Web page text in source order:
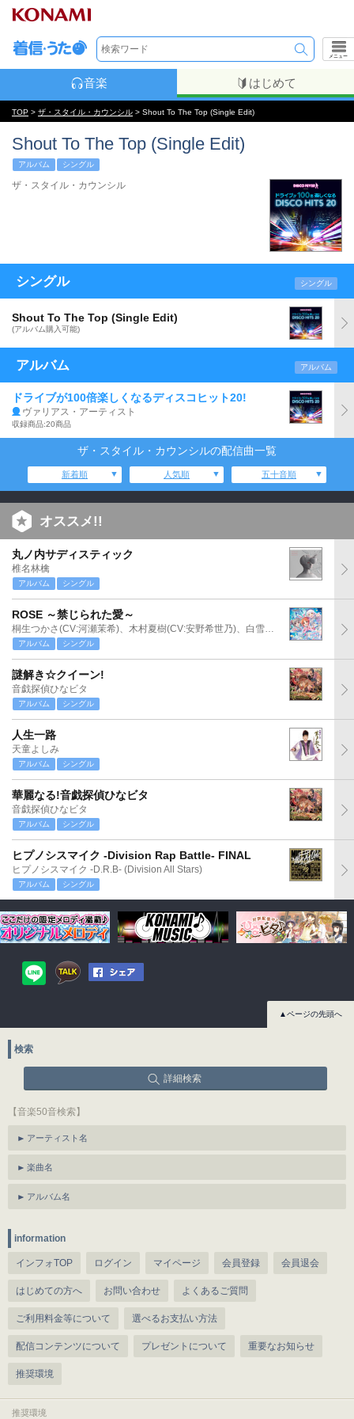
メニュー
音楽 はじめて
TOP > ザ・スタイル・カウンシル > Shout To The Top (Single Edit)
Shout To The Top (Single Edit)
アルバム シングル
ザ・スタイル・カウンシル
シングル シングル
Shout To The Top (Single Edit)
(アルバム購入可能)
アルバム アルバム
ドライブが100倍楽しくなるディスコヒット20!
ヴァリアス・アーティスト
収録商品:20商品
ザ・スタイル・カウンシルの配信曲一覧
新着順 人気順 五十音順
オススメ!!
丸ノ内サディスティック
椎名林檎
アルバム シングル
ROSE ～禁じられた愛～
桐生つかさ(CV:河瀬茉希)、木村夏樹(CV:安野希世乃)、白雪千夜(CV:関口理咲)
アルバム シングル
謎解き☆クイーン!
音戯探偵ひなビタ
アルバム シングル
人生一路
天童よしみ
アルバム シングル
華麗なる!音戯探偵ひなビタ
音戯探偵ひなビタ
アルバム シングル
ヒプノシスマイク -Division Rap Battle- FINAL
ヒプノシスマイク -D.R.B- (Division All Stars)
アルバム シングル
▲ページの先頭へ
検索
詳細検索
【音楽50音検索】
アーティスト名
楽曲名
アルバム名
information
インフォTOP ログイン マイページ 会員登録 会員退会
はじめての方へ お問い合わせ よくあるご質問
ご利用料金等について 選べるお支払い方法
配信コンテンツについて プレゼントについて 重要なお知らせ
推奨環境
推奨環境